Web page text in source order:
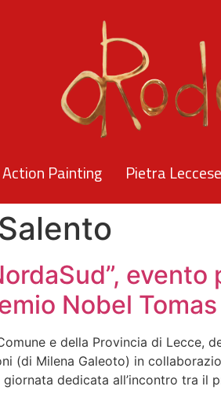
Action Painting Pietra
Nobel
e della Provincia di Lecce,
(di Milena Galeoto) in
tra il premio Nobel